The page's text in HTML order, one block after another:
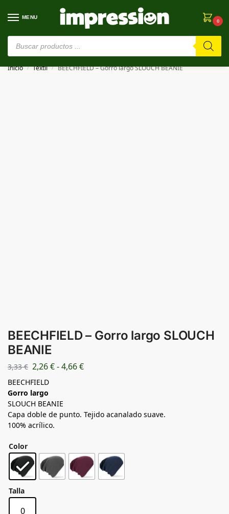
MENU
0
⚠️ Estamos en pruebas. Si algo falla, ¡Perdón!⚠️
Inicio / Textil / BEECHFIELD – Gorro largo SLOUCH BEANIE
BEECHFIELD – Gorro largo SLOUCH
BEANIE
3,33€ 2,26€-4,66€
BEECHFIELD
Gorro largo
SLOUCH BEANIE
Capa doble de punto. Tejido acanalado suave.
100% acrílico.
Color
Talla
0